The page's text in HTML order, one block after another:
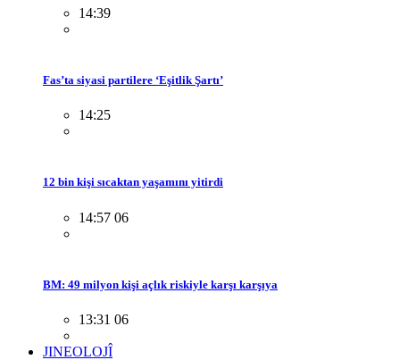
14:39
Fas’ta siyasi partilere ‘Eşitlik Şartı’
14:25
12 bin kişi sıcaktan yaşamını yitirdi
14:57 06
BM: 49 milyon kişi açlık riskiyle karşı karşıya
13:31 06
JINEOLOJÎ